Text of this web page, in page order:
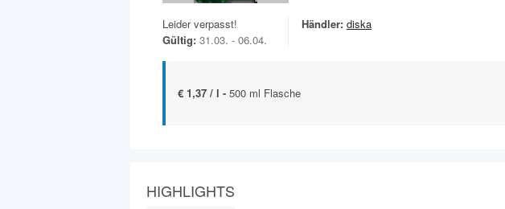
Leider verpasst!
Gültig: 31.03. - 06.04.
Händler: diska
€ 1,37 / l - 500 ml Flasche
HIGHLIGHTS